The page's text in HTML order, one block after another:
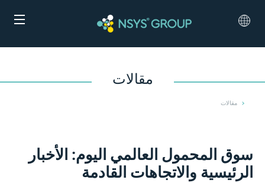
مقالات
مقالات
سوق المحمول العالمي اليوم: الأخبار
الرئيسية والاتجاهات القادمة